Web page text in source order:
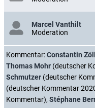
Marcel Vanthilt
Moderation
Kommentar:Constantin
Thomas Mohr (deutscher
Schmutzer (deutscher
(deutscher Kommentar
Kommentar), Stéphane